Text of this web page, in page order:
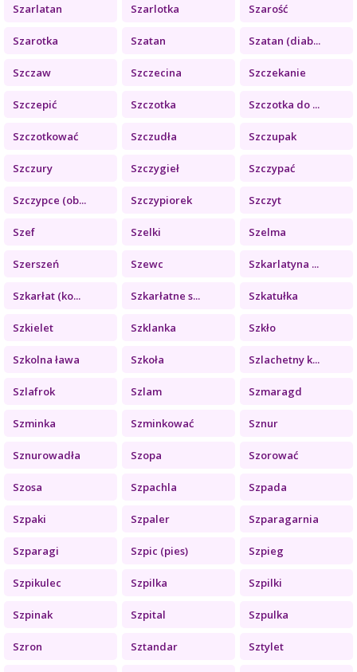
Szarlatan Szarlotka Szarość
Szarotka Szatan Szatan (diab...
Szczaw Szczecina Szczekanie
Szczepić Szczotka Szczotka do ...
Szczotkować Szczudła Szczupak
Szczury Szczygieł Szczypać
Szczypce (ob... Szczypiorek Szczyt
Szef Szelki Szelma
Szerszeń Szewc Szkarlatyna ...
Szkarłat (ko... Szkarłatne s... Szkatułka
Szkielet Szklanka Szkło
Szkolna ława Szkoła Szlachetny k...
Szlafrok Szlam Szmaragd
Szminka Szminkować Sznur
Sznurowadła Szopa Szorować
Szosa Szpachla Szpada
Szpaki Szpaler Szparagarnia
Szparagi Szpic (pies) Szpieg
Szpikulec Szpilka Szpilki
Szpinak Szpital Szpulka
Szron Sztandar Sztylet